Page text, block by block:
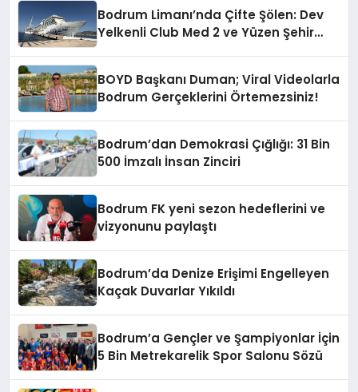
Bodrum Limanı’nda Çifte Şölen: Dev
Yelkenli Club Med 2 ve Yüzen Şehir
BOYD Başkanı Duman; Viral Videolarla
Bodrum Gerçeklerini Örtemezsiniz!
Bodrum’dan Demokrasi Çığlığı: 31 Bin
500 İmzalı İnsan Zinciri
Bodrum FK yeni sezon hedeflerini ve
vizyonunu paylaştı
Bodrum’da Denize Erişimi Engelleyen
Kaçak Duvarlar Yıkıldı
Bodrum’a Gençler ve Şampiyonlar İçin
5 Bin Metrekarelik Spor Salonu Sözü